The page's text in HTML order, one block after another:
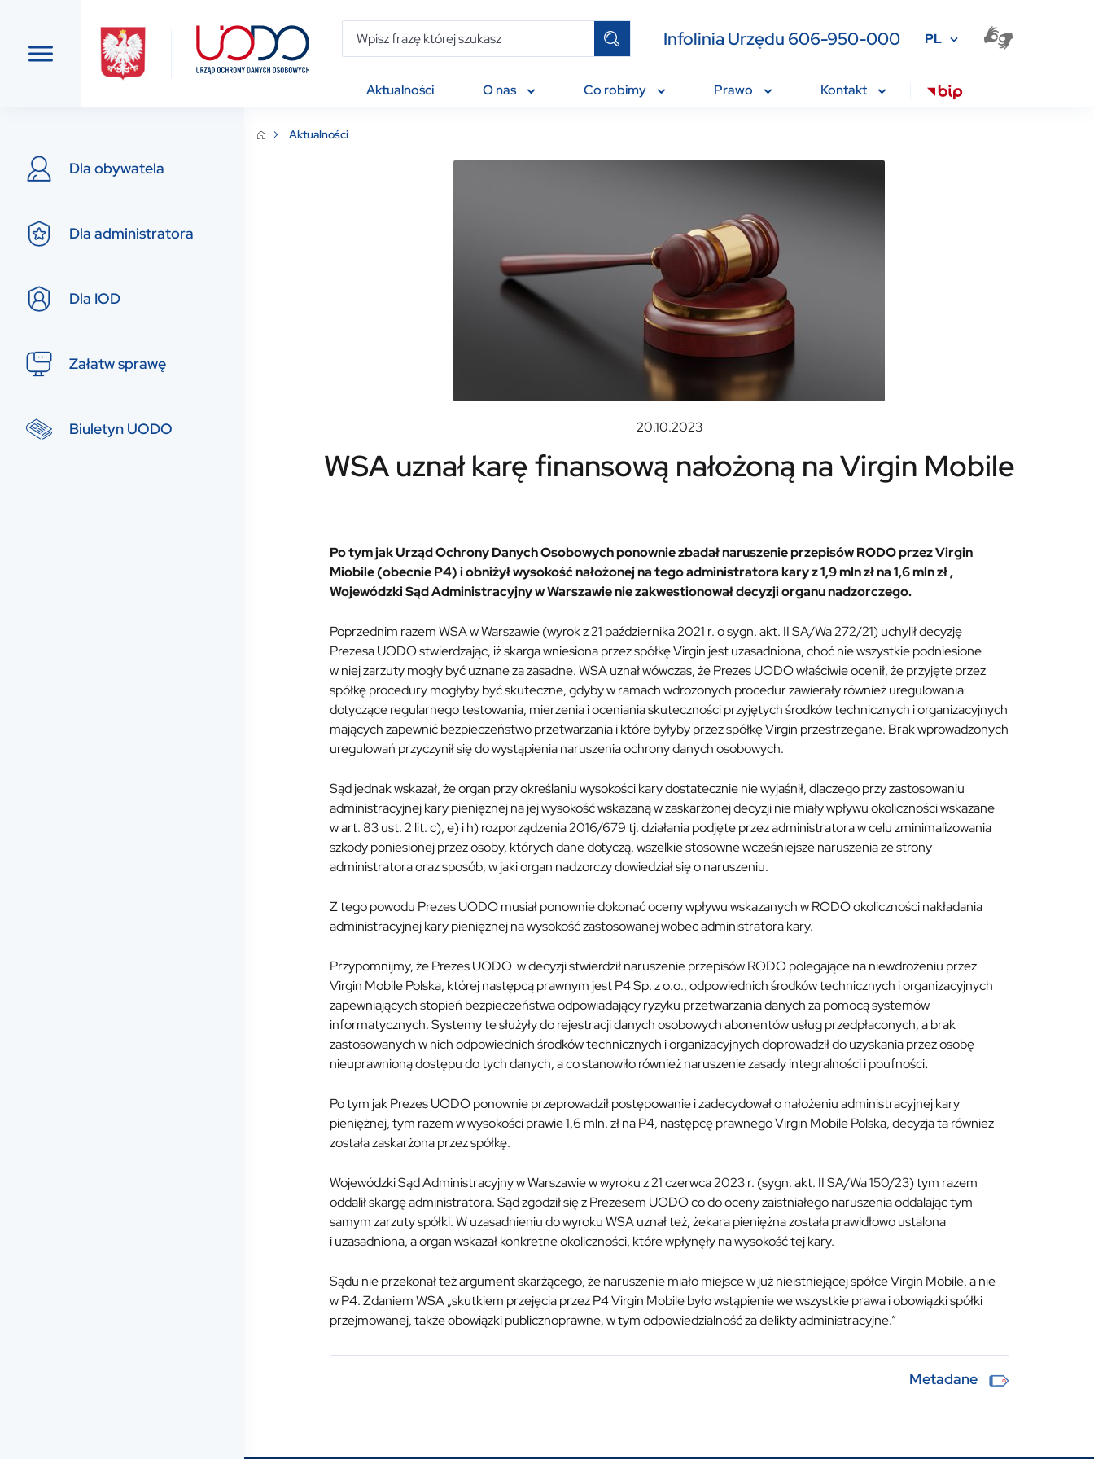
Infolinia Urzędu 606-950-000 PL
Aktualności O nas Co robimy Prawo Kontakt
Dla obywatela
Dla administratora
Dla IOD
Załatw sprawę
Biuletyn UODO
Aktualności
20.10.2023
WSA uznał karę finansową nałożoną na Virgin Mobile
Po tym jak Urząd Ochrony Danych Osobowych ponownie zbadał naruszenie przepisów RODO przez Virgin
Miobile (obecnie P4) i obniżył wysokość nałożonej na tego administratora kary z 1,9 mln zł na 1,6 mln zł ,
Wojewódzki Sąd Administracyjny w Warszawie nie zakwestionował decyzji organu nadzorczego.
Poprzednim razem WSA w Warszawie (wyrok z 21 października 2021 r. o sygn. akt. II SA/Wa 272/21) uchylił decyzję
Prezesa UODO stwierdzając, iż skarga wniesiona przez spółkę Virgin jest uzasadniona, choć nie wszystkie podniesione
w niej zarzuty mogły być uznane za zasadne. WSA uznał wówczas, że Prezes UODO właściwie ocenił, że przyjęte przez
spółkę procedury mogłyby być skuteczne, gdyby w ramach wdrożonych procedur zawierały również uregulowania
dotyczące regularnego testowania, mierzenia i oceniania skuteczności przyjętych środków technicznych i organizacyjnych
mających zapewnić bezpieczeństwo przetwarzania i które byłyby przez spółkę Virgin przestrzegane. Brak wprowadzonych
uregulowań przyczynił się do wystąpienia naruszenia ochrony danych osobowych.
Sąd jednak wskazał, że organ przy określaniu wysokości kary dostatecznie nie wyjaśnił, dlaczego przy zastosowaniu
administracyjnej kary pieniężnej na jej wysokość wskazaną w zaskarżonej decyzji nie miały wpływu okoliczności wskazane
w art. 83 ust. 2 lit. c), e) i h) rozporządzenia 2016/679 tj. działania podjęte przez administratora w celu zminimalizowania
szkody poniesionej przez osoby, których dane dotyczą, wszelkie stosowne wcześniejsze naruszenia ze strony
administratora oraz sposób, w jaki organ nadzorczy dowiedział się o naruszeniu.
Z tego powodu Prezes UODO musiał ponownie dokonać oceny wpływu wskazanych w RODO okoliczności nakładania
administracyjnej kary pieniężnej na wysokość zastosowanej wobec administratora kary.
Przypomnijmy, że Prezes UODO w decyzji stwierdził naruszenie przepisów RODO polegające na niewdrożeniu przez
Virgin Mobile Polska, której następcą prawnym jest P4 Sp. z o.o., odpowiednich środków technicznych i organizacyjnych
zapewniających stopień bezpieczeństwa odpowiadający ryzyku przetwarzania danych za pomocą systemów
informatycznych. Systemy te służyły do rejestracji danych osobowych abonentów usług przedpłaconych, a brak
zastosowanych w nich odpowiednich środków technicznych i organizacyjnych doprowadził do uzyskania przez osobę
nieuprawnioną dostępu do tych danych, a co stanowiło również naruszenie zasady integralności i poufności.
Po tym jak Prezes UODO ponownie przeprowadził postępowanie i zadecydował o nałożeniu administracyjnej kary
pieniężnej, tym razem w wysokości prawie 1,6 mln. zł na P4, następcę prawnego Virgin Mobile Polska, decyzja ta również
została zaskarżona przez spółkę.
Wojewódzki Sąd Administracyjny w Warszawie w wyroku z 21 czerwca 2023 r. (sygn. akt. II SA/Wa 150/23) tym razem
oddalił skargę administratora. Sąd zgodził się z Prezesem UODO co do oceny zaistniałego naruszenia oddalając tym
samym zarzuty spółki. W uzasadnieniu do wyroku WSA uznał też, żekara pieniężna została prawidłowo ustalona
i uzasadniona, a organ wskazał konkretne okoliczności, które wpłynęły na wysokość tej kary.
Sądu nie przekonał też argument skarżącego, że naruszenie miało miejsce w już nieistniejącej spółce Virgin Mobile, a nie
w P4. Zdaniem WSA „skutkiem przejęcia przez P4 Virgin Mobile było wstąpienie we wszystkie prawa i obowiązki spółki
przejmowanej, także obowiązki publicznoprawne, w tym odpowiedzialność za delikty administracyjne.”
Metadane